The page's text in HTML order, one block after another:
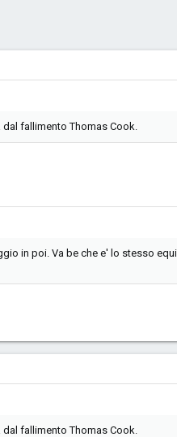
fallimento Thomas Cook.
in poi. Va be che e' lo stesso
fallimento Thomas Cook.